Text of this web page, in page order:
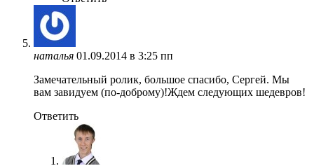
наталья 01.09.2014 в 3:25 пп
Замечательный ролик, большое спасибо, Сергей. Мы
вам завидуем (по-доброму)!Ждем следующих шедевров!
Ответить